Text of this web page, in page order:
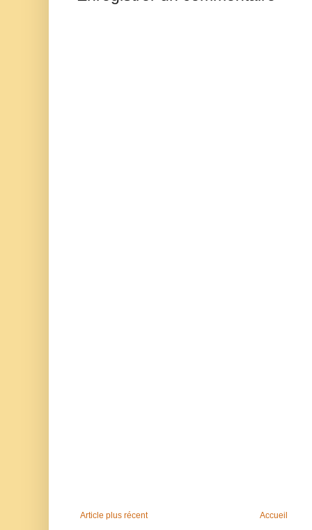
Article plus récent Accueil